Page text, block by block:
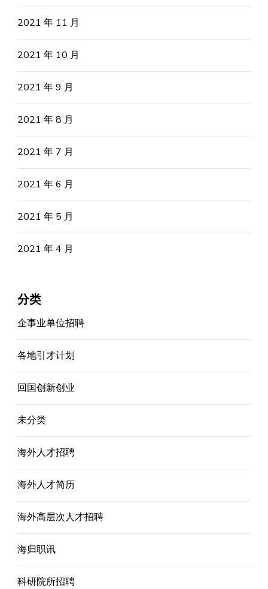
2021 年 11 月
2021 年 10 月
2021 年 9 月
2021 年 8 月
2021 年 7 月
2021 年 6 月
2021 年 5 月
2021 年 4 月
分类
企事业单位招聘
各地引才计划
回国创新创业
未分类
海外人才招聘
海外人才简历
海外高层次人才招聘
海归职讯
科研院所招聘